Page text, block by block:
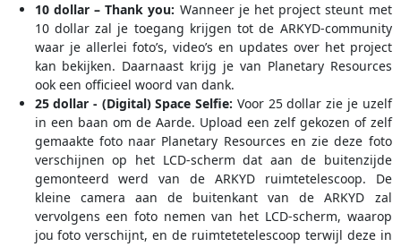
10 dollar – Thank you: Wanneer je het project steunt met
10 dollar zal je toegang krijgen tot de ARKYD-community
waar je allerlei foto’s, video’s en updates over het project
kan bekijken. Daarnaast krijg je van Planetary Resources
ook een officieel woord van dank.
25 dollar - (Digital) Space Selfie: Voor 25 dollar zie je uzelf
in een baan om de Aarde. Upload een zelf gekozen of zelf
gemaakte foto naar Planetary Resources en zie deze foto
verschijnen op het LCD-scherm dat aan de buitenzijde
gemonteerd werd van de ARKYD ruimtetelescoop. De
kleine camera aan de buitenkant van de ARKYD zal
vervolgens een foto nemen van het LCD-scherm, waarop
jou foto verschijnt, en de ruimtetetelescoop terwijl deze in